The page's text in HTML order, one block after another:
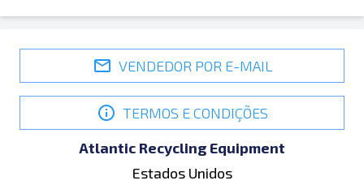
VENDEDOR POR E-MAIL
TERMOS E CONDIÇÕES
Atlantic Recycling Equipment
Estados Unidos